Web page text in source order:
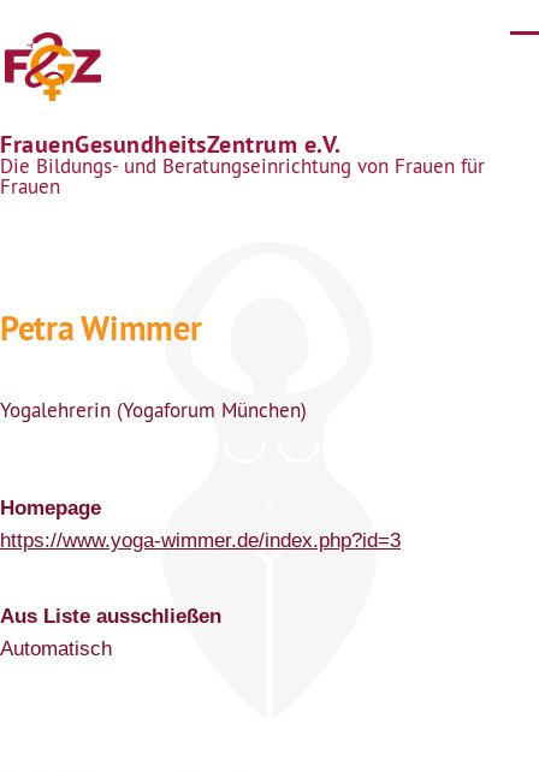
FrauenGesundheitsZentrum e.V.
Die Bildungs- und Beratungseinrichtung von Frauen für
Frauen
Petra Wimmer
Yogalehrerin (Yogaforum München)
Homepage
https://www.yoga-wimmer.de/index.php?id=3
Aus Liste ausschließen
Automatisch